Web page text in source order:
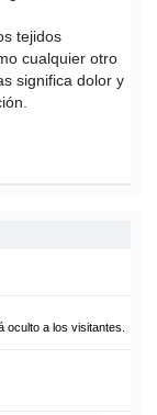
tejidos
cualquier otro
significa dolor y
oculto a los visitantes.